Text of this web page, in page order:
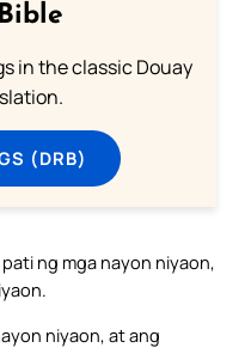
in the classic Douay
(DRB)
ng mga nayon niyaon,
niyaon, at ang